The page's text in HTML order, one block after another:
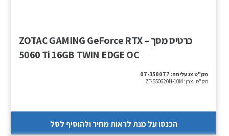
כרטיס מסך – ZOTAC GAMING GeForce RTX
5060 Ti 16GB TWIN EDGE OC
מק"ט צג עליתה: 07-350077
מק"ט יצרן: ZT-B50620H-10M
הכנסו על מנת לראות מחיר ולהוסיף לסל